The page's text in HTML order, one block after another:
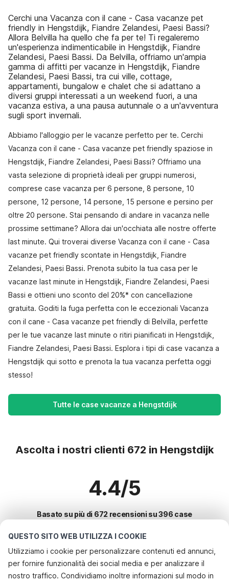
QUESTO SITO WEB UTILIZZA I COOKIE
Utilizziamo i cookie per personalizzare contenuti ed annunci,
per fornire funzionalità dei social media e per analizzare il
nostro traffico. Condividiamo inoltre informazioni sul modo in
Cerchi una Vacanza con il cane - Casa vacanze pet
friendly in Hengstdijk, Fiandre Zelandesi, Paesi Bassi?
Allora Belvilla ha quello che fa per te! Ti regaleremo
un'esperienza indimenticabile in Hengstdijk, Fiandre
Zelandesi, Paesi Bassi. Da Belvilla, offriamo un'ampia
gamma di affitti per vacanze in Hengstdijk, Fiandre
Zelandesi, Paesi Bassi, tra cui ville, cottage,
appartamenti, bungalow e chalet che si adattano a
diversi gruppi interessati a un weekend fuori, a una
vacanza estiva, a una pausa autunnale o a un'avventura
sugli sport invernali.
Abbiamo l'alloggio per le vacanze perfetto per te. Cerchi
Vacanza con il cane - Casa vacanze pet friendly spaziose in
Hengstdijk, Fiandre Zelandesi, Paesi Bassi? Offriamo una
vasta selezione di proprietà ideali per gruppi numerosi,
comprese case vacanza per 6 persone, 8 persone, 10
persone, 12 persone, 14 persone, 15 persone e persino per
oltre 20 persone. Stai pensando di andare in vacanza nelle
prossime settimane? Allora dai un'occhiata alle nostre offerte
last minute. Qui troverai diverse Vacanza con il cane - Casa
vacanze pet friendly scontate in Hengstdijk, Fiandre
Zelandesi, Paesi Bassi. Prenota subito la tua casa per le
vacanze last minute in Hengstdijk, Fiandre Zelandesi, Paesi
Bassi e ottieni uno sconto del 20%* con cancellazione
gratuita. Goditi la fuga perfetta con le eccezionali Vacanza
con il cane - Casa vacanze pet friendly di Belvilla, perfette
per le tue vacanze last minute o ritiri pianificati in Hengstdijk,
Fiandre Zelandesi, Paesi Bassi. Esplora i tipi di case vacanza a
Hengstdijk qui sotto e prenota la tua vacanza perfetta oggi
stesso!
Tutte le case vacanze a Hengstdijk
Ascolta i nostri clienti 672 in Hengstdijk
4.4/5
Basato su più di 672 recensioni su 396 case
Le destinazioni più popolari per le
vacanze